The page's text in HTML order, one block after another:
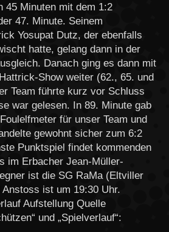
45 Minuten mit dem 1:2
47. Minute. Seinem
Yosupat Dutz, der ebenfalls
hatte, gelang dann in der
Danach ging es dann mit
Show weiter (62., 65. und
Team führte kurz vor Schluss
war gelesen. In 89. Minute gab
für unser Team und
gewohnt sicher zum 6:2
Punktspiel findet kommenden
im Erbacher Jean-Müller-
ist die SG RaMa (Eltviller
ist um 19:30 Uhr.
Aufstellung Quelle
und „Spielverlauf“: